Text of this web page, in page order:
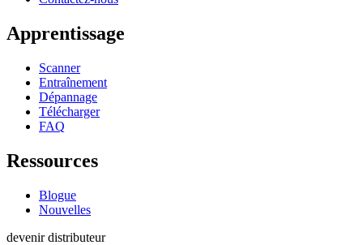
Apprentissage
Scanner
Entraînement
Dépannage
Télécharger
FAQ
Ressources
Blogue
Nouvelles
devenir distributeur